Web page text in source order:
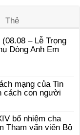
Thẻ
– Lễ Trọng
Dòng Anh Em
mạng của Tin
cách con người
bổ nhiệm cha
Tham vấn viên Bộ